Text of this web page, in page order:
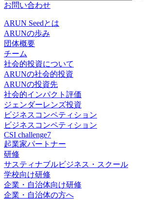
お問い合わせ
ARUN Seedとは
ARUNの歩み
団体概要
チーム
社会的投資について
ARUNの社会的投資
ARUNの投資先
社会的インパクト評価
ジェンダーレンズ投資
ビジネスコンペティション
ビジネスコンペティション
CSI challenge7
起業家パートナー
研修
サスティナブルビジネス・スクール
学校向け研修
企業・自治体向け研修
企業・自治体の方へ